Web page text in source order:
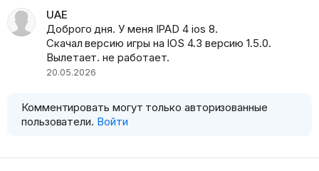
UAE
Доброго дня. У меня IPAD 4 ios 8.
Скачал версию игры на IOS 4.3 версию 1.5.0.
Вылетает. не работает.
20.05.2026
Комментировать могут только авторизованные
пользователи. Войти